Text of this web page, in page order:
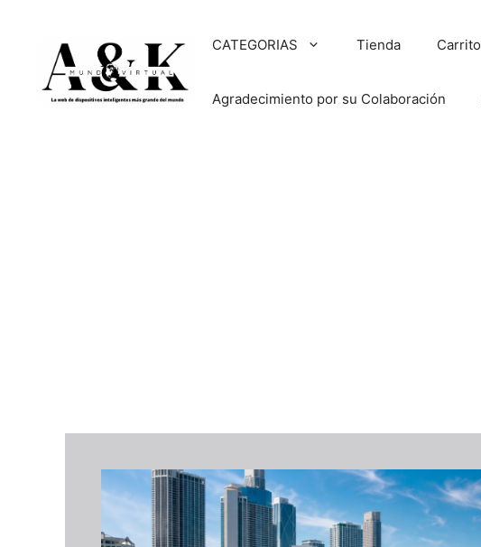
contenido
CATEGORIAS Tienda Carrito
Agradecimiento por su Colaboración